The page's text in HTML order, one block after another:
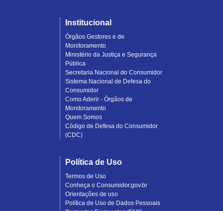
Institucional
Órgãos Gestores e de
Monitoramento
Ministério da Justiça e Segurança
Pública
Secretaria Nacional do Consumidor
Sistema Nacional de Defesa do
Consumidor
Como Aderir - Órgãos de
Monitoramento
Quem Somos
Código de Defesa do Consumidor
(CDC)
Política de Uso
Termos de Uso
Conheça o Consumidor.gov.br
Orientações de uso
Política de Uso de Dados Pessoais